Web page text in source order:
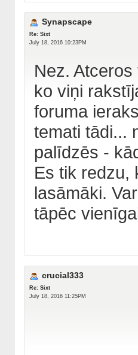
Synapscape
Re: Sixt
July 18, 2016 10:23PM
Nez.
ko viņi
foruma
temati tādi...
palīdzēs -
Es tik redzu,
lasāmāki.
tāpēc
crucial333
Re: Sixt
July 18, 2016 11:25PM